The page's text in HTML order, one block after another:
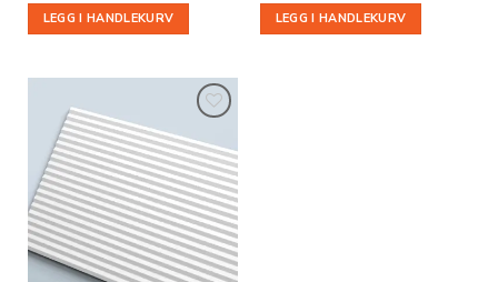
LEGG I HANDLEKURV LEGG I HANDLEKURV
Legg til
i
ønskeliste